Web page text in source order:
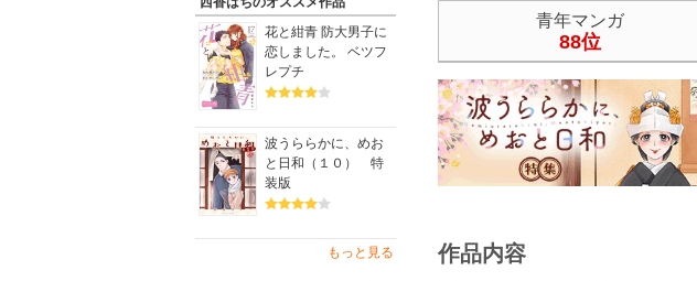
花と紺青 防大男子に
恋しました。 ベツフ
レプチ
波うららかに、めお
と日和（１０） 特
装版
もっと見る
青年マンガ
88位
作品内容